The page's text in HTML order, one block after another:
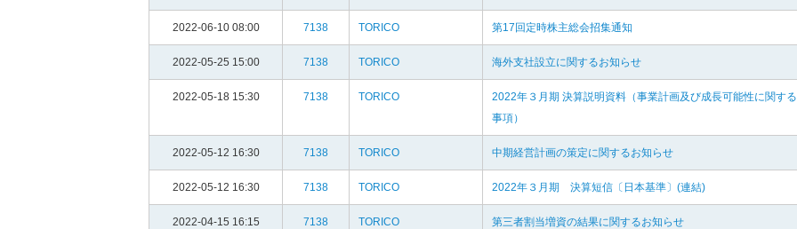
2022-06-10 08:00 7138 TORICO 第17回定時株主総会招集通知
2022-05-25 15:00 7138 TORICO 海外支社設立に関するお知らせ
2022-05-18 15:30 7138 TORICO
2022年３月期 決算説明資料（事業計画及び成長可能性に関する
事項）
2022-05-12 16:30 7138 TORICO 中期経営計画の策定に関するお知らせ
2022-05-12 16:30 7138 TORICO 2022年３月期 決算短信〔日本基準〕(連結)
2022-04-15 16:15 7138 TORICO 第三者割当増資の結果に関するお知らせ